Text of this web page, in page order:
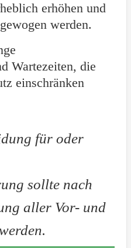
erhöhen und
werden.
Wartezeiten, die
einschränken
für oder
sollte nach
aller Vor- und